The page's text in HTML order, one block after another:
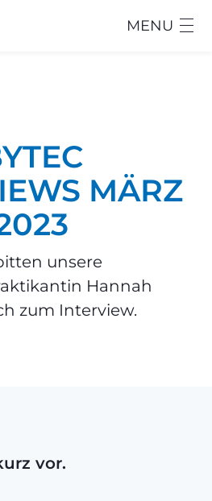
MENU
MÄRZ
unsere
Hannah
zum Interview.
vor.